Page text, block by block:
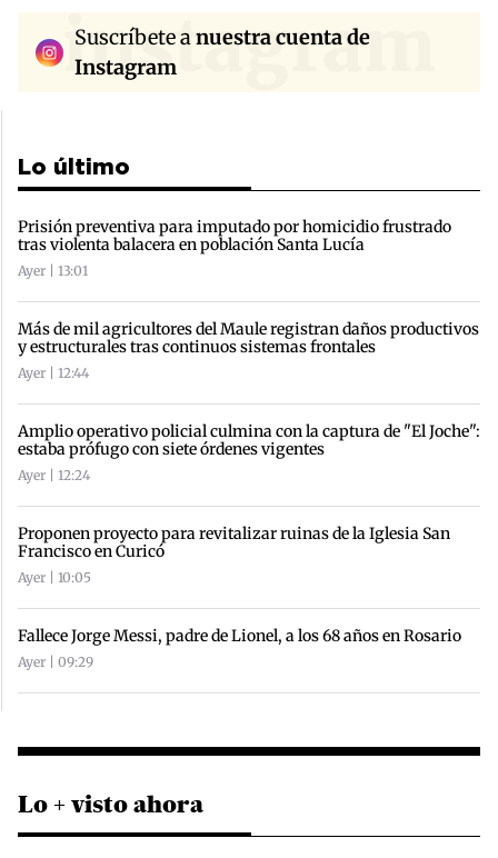
instagram
Suscríbete anuestra cuenta de
Instagram
Lo último
Prisión preventiva para imputado por homicidio frustrado
tras violenta balacera en población Santa Lucía
Ayer | 13:01
Más de mil agricultores del Maule registran daños productivos
y estructurales tras continuos sistemas frontales
Ayer | 12:44
Amplio operativo policial culmina con la captura de "El Joche":
estaba prófugo con siete órdenes vigentes
Ayer | 12:24
Proponen proyecto para revitalizar ruinas de la Iglesia San
Francisco en Curicó
Ayer | 10:05
Fallece Jorge Messi, padre de Lionel, a los 68 años en Rosario
Ayer | 09:29
Lo + visto ahora